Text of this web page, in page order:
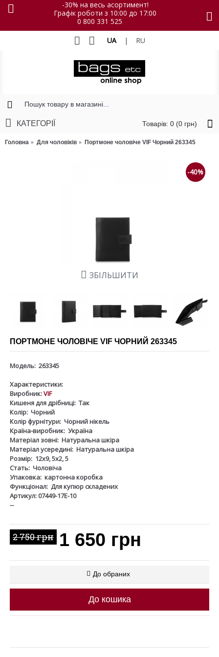
-30% на весь асортимент!
Графік роботи з 10:00 до 17:00
0 800 331 525
UA | RU
Товарів: 0 (0 грн)
КАТЕГОРІЇ
Головна Для чоловіків Портмоне чоловіче VIF Чорний 263345
-40%
ЗБІЛЬШИТИ
ПОРТМОНЕ ЧОЛОВІЧЕ VIF ЧОРНИЙ 263345
Модель: 263345
Характеристики:
Виробник:VIF
Кишеня для дрібниці: Так
Колір: Чорний
Колір фурнітури: Чорний нікель
Країна-виробник: Україна
Матеріал зовні: Натуральна шкіра
Матеріал усередині: Натуральна шкіра
Розмір: 12х9, 5х2, 5
Стать: Чоловіча
Упаковка: картонна коробка
Функціонал: Для купюр складених
Артикул: 07449-17Е-10
--
2 750 грн 1 650 грн
До обраних
До кошика